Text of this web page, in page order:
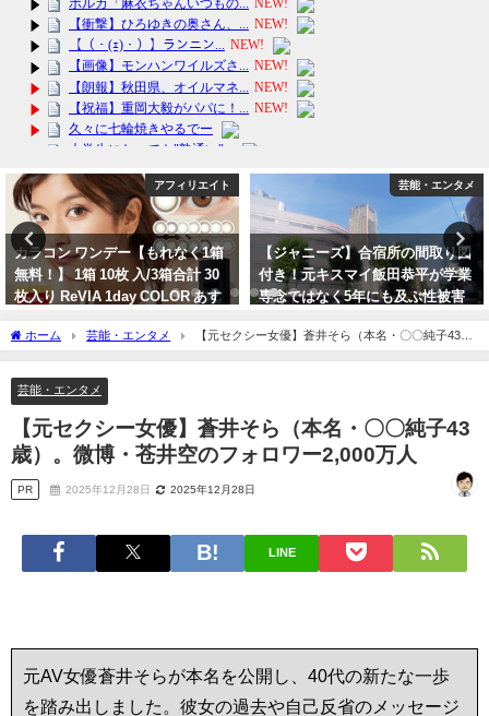
芸能・エンタメ
【ジャニーズ】合宿所の間取り図
付き！元キスマイ飯田恭平が学業
専念ではなく5年にも及ぶ性被害
で脱退告白。ジャニーズ事務所の
隠蔽を暴露！
アフィリエイト
【訳あり品（割れ・不揃い）】そ
れでもお得！北海道産の生ホタテ
貝柱1kg！送料無料！国産品
ホーム 芸能・エンタメ
【元セクシー女優】蒼井そら（本名・〇〇純子43
歳）。微博・苍井空のフォロワー2,000万人
芸能・エンタメ
【元セクシー女優】蒼井そら（本名・〇〇純子43
歳）。微博・苍井空のフォロワー2,000万人
PR 2025年12月28日 2025年12月28日
LINE
元AV女優蒼井そらが本名を公開し、40代の新たな一歩
を踏み出しました。彼女の過去や自己反省のメッセージ